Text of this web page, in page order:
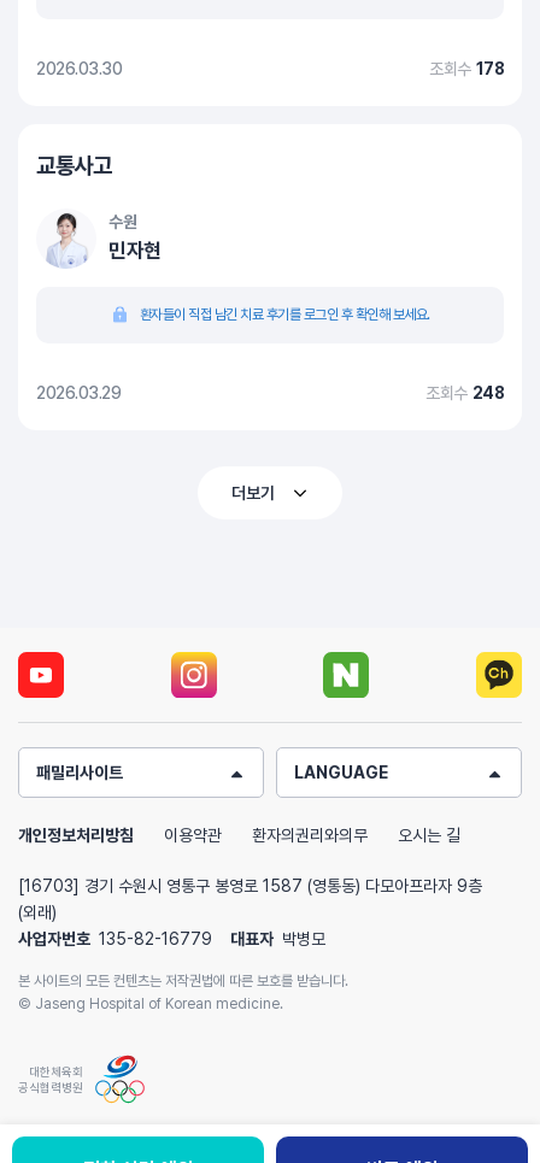
2026.03.30 조회수 178
교통사고
수원
민자현
환자들이 직접 남긴 치료 후기를 로그인 후 확인해 보세요.
2026.03.29 조회수 248
더보기
패밀리사이트 LANGUAGE
개인정보처리방침 이용약관 환자의권리와의무 오시는 길
[16703] 경기 수원시 영통구 봉영로 1587 (영통동) 다모아프라자 9층
(외래)
사업자번호 135-82-16779 대표자 박병모
본 사이트의 모든 컨텐츠는 저작권법에 따른 보호를 받습니다.
© Jaseng Hospital of Korean medicine.
대한체육회
공식협력병원